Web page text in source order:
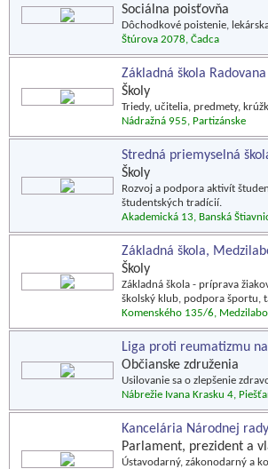
Sociálna poisťovňa
Dôchodkové poistenie,
Štúrova 2078, Čadca
Základná škola
Školy
Triedy, učitelia, predmety,
Nádražná 955, Partizánske
Stredná priemyselná
Školy
Rozvoj a podpora aktivít
študentských tradícií.
Akademická 13, Banská
Základná škola,
Školy
Základná škola - príprava
školský klub, podpora športu,
Komenského 135/6,
Liga proti reumatizmu
Občianske združenia
Usilovanie sa o zlepšenie
Nábrežie Ivana Krasku 4,
Kancelária Národnej
Parlament, prezident a
Ústavodarný, zákonodarný a